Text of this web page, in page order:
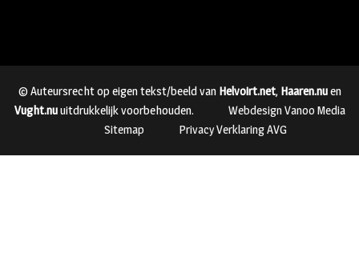
© Auteursrecht op eigen tekst/beeld van Helvoirt.net, Haaren.nuen
Vught.nuuitdrukkelijk voorbehouden.
Webdesign Vanoo Media
Sitemap
Privacy Verklaring AVG